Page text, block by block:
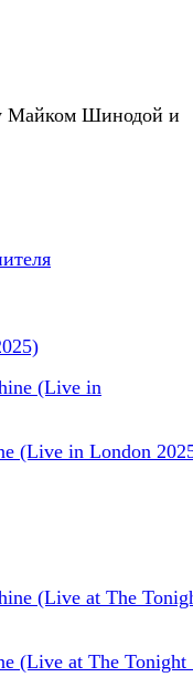
Майком Шинодой и
(Live in London
(Live at The Tonight